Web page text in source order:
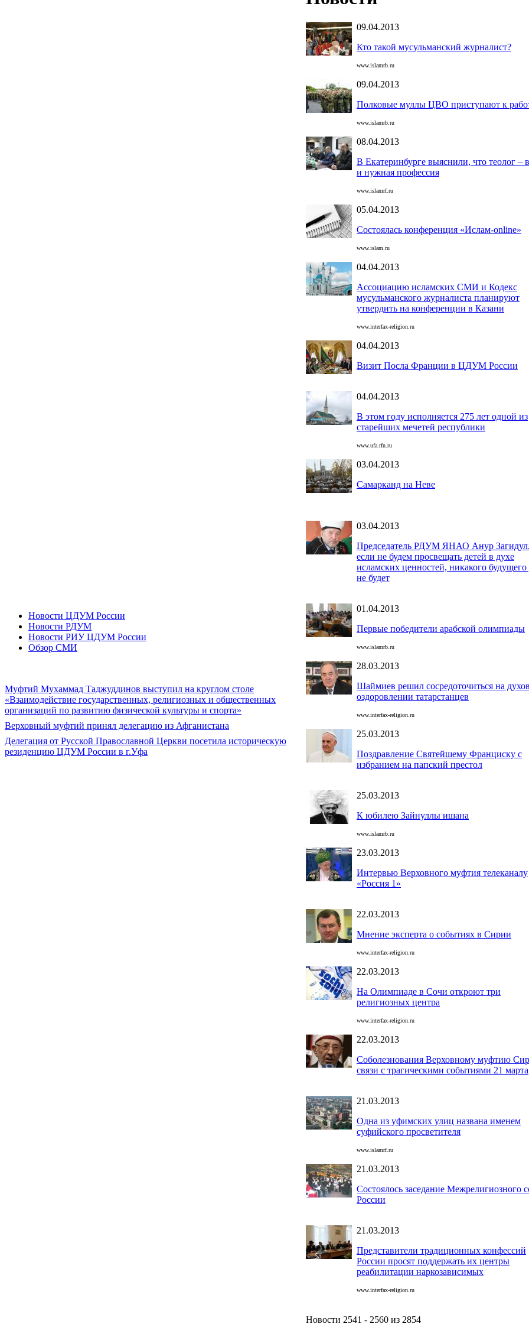
Новости ЦДУМ России
Новости РДУМ
Новости РИУ ЦДУМ России
Обзор СМИ
Муфтий Мухаммад Таджуддинов выступил на круглом столе
«Взаимодействие государственных, религиозных и общественных
организаций по развитию физической культуры и спорта»
Верховный муфтий принял делегацию из Афганистана
Делегация от Русской Православной Церкви посетила историческую
резиденцию ЦДУМ России в г.Уфа
09.04.2013
Кто такой мусульманский журналист?
www.islamrb.ru
09.04.2013
Полковые муллы ЦВО приступают к
www.islamrb.ru
08.04.2013
В Екатеринбурге выяснили, что теолог –
и нужная профессия
www.islamrf.ru
05.04.2013
Состоялась конференция «Ислам-online»
www.islam.ru
04.04.2013
Ассоциацию исламских СМИ и Кодекс
мусульманского журналиста планируют
утвердить на конференции в Казани
www.interfax-religion.ru
04.04.2013
Визит Посла Франции в ЦДУМ России
04.04.2013
В этом году исполняется 275 лет одной из
старейших мечетей республики
www.ufa.rfn.ru
03.04.2013
Самарканд на Неве
03.04.2013
Председатель РДУМ ЯНАО Анур
если не будем просвещать детей в духе
исламских ценностей, никакого будущего
не будет
01.04.2013
Первые победители арабской олимпиады
www.islamrb.ru
28.03.2013
Шаймиев решил сосредоточиться на
оздоровлении татарстанцев
www.interfax-religion.ru
25.03.2013
Поздравление Святейшему Франциску с
избранием на папский престол
25.03.2013
К юбилею Зайнуллы ишана
www.islamrb.ru
23.03.2013
Интервью Верховного муфтия телеканалу
«Россия 1»
22.03.2013
Мнение эксперта о событиях в Сирии
www.interfax-religion.ru
22.03.2013
На Олимпиаде в Сочи откроют три
религиозных центра
www.interfax-religion.ru
22.03.2013
Соболезнования Верховному муфтию
связи с трагическими событиями 21 марта
21.03.2013
Одна из уфимских улиц названа именем
суфийского просветителя
www.islamrf.ru
21.03.2013
Состоялось заседание Межрелигиозного
России
21.03.2013
Представители традиционных конфессий
России просят поддержать их центры
реабилитации наркозависимых
www.interfax-religion.ru
Новости 2541 - 2560 из 2854